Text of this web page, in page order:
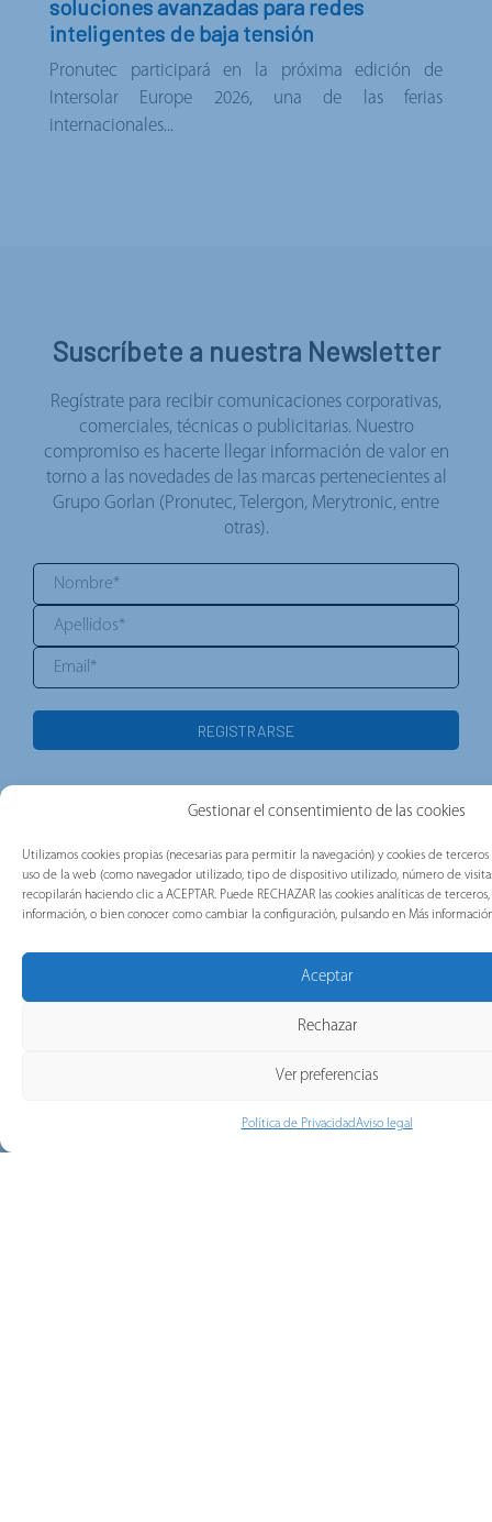
Gestionar el consentimiento de las cookies
Utilizamos cookies propias (necesarias para permitir la navegación) y cookies de
uso de la web (como navegador utilizado, tipo de dispositivo utilizado, número de
recopilarán haciendo clic a ACEPTAR. Puede RECHAZAR las cookies analíticas de
información, o bien conocer como cambiar la configuración, pulsando en Más
Aceptar
Rechazar
Ver preferencias
Política de PrivacidadAviso legal
soluciones avanzadas para redes
inteligentes de baja tensión
Pronutec participará en la próxima edición de
Intersolar Europe 2026, una de las ferias
internacionales...
< VOLVER A LAS NOTICIAS
Suscríbete a nuestra Newsletter
Regístrate para recibir comunicaciones corporativas,
comerciales, técnicas o publicitarias. Nuestro
compromiso es hacerte llegar información de valor en
torno a las novedades de las marcas pertenecientes al
Grupo Gorlan (Pronutec, Telergon, Merytronic, entre
otras).